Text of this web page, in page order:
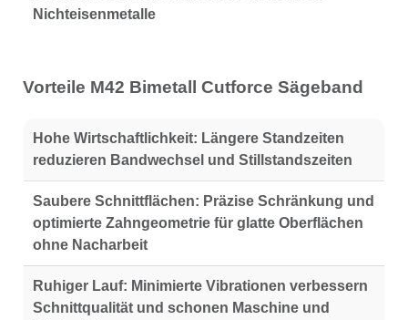
Nichteisenmetalle
Vorteile M42 Bimetall Cutforce Sägeband
Hohe Wirtschaftlichkeit: Längere Standzeiten
reduzieren Bandwechsel und Stillstandszeiten
Saubere Schnittflächen: Präzise Schränkung und
optimierte Zahngeometrie für glatte Oberflächen
ohne Nacharbeit
Ruhiger Lauf: Minimierte Vibrationen verbessern
Schnittqualität und schonen Maschine und